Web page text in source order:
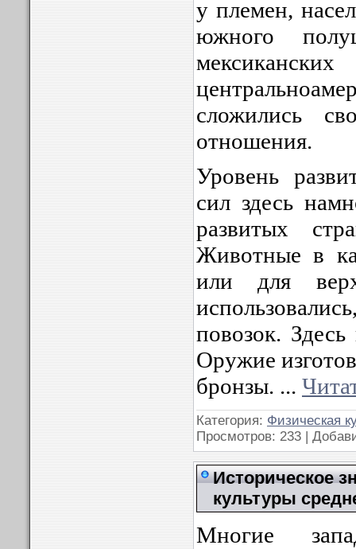
у племен,
южного
сложились
отношения.
Уровень
сил здесь
развитых
Животные в
или для
повозок.
Оружие
бронзы. ...
Категория: Физическая
Просмотров: 233 |
Историческое
культуры
Многие